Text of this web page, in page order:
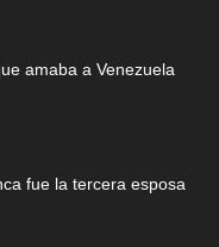
amaba a Venezuela
fue la tercera esposa